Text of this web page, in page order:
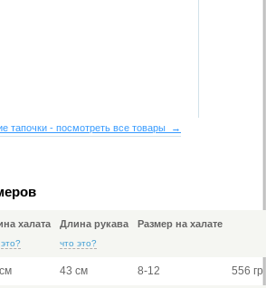
тапочки - посмотреть все товары →
халата Длина рукава
что это?
Размер на халате
43 см 8-12 556 гр